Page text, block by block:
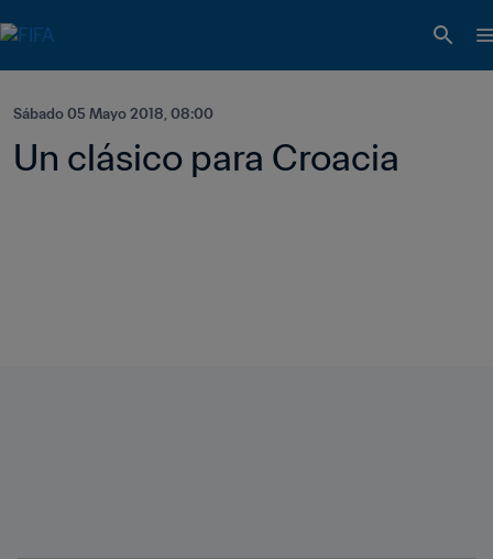
Sábado 05 Mayo 2018, 08:00
Un clásico para Croacia